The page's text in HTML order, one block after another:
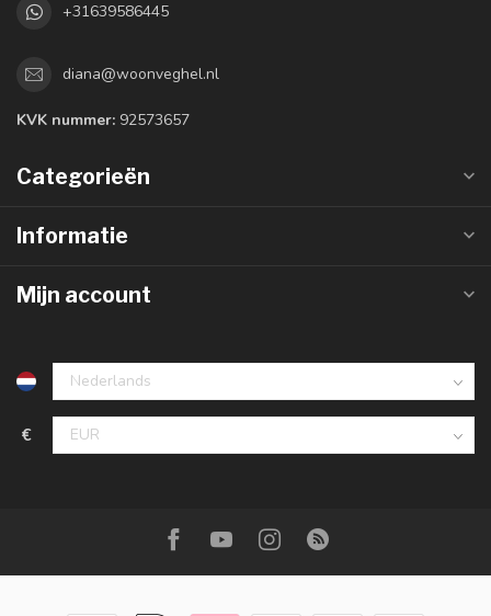
+31639586445
diana@woonveghel.nl
KVK nummer: 92573657
Categorieën
Informatie
Mijn account
€